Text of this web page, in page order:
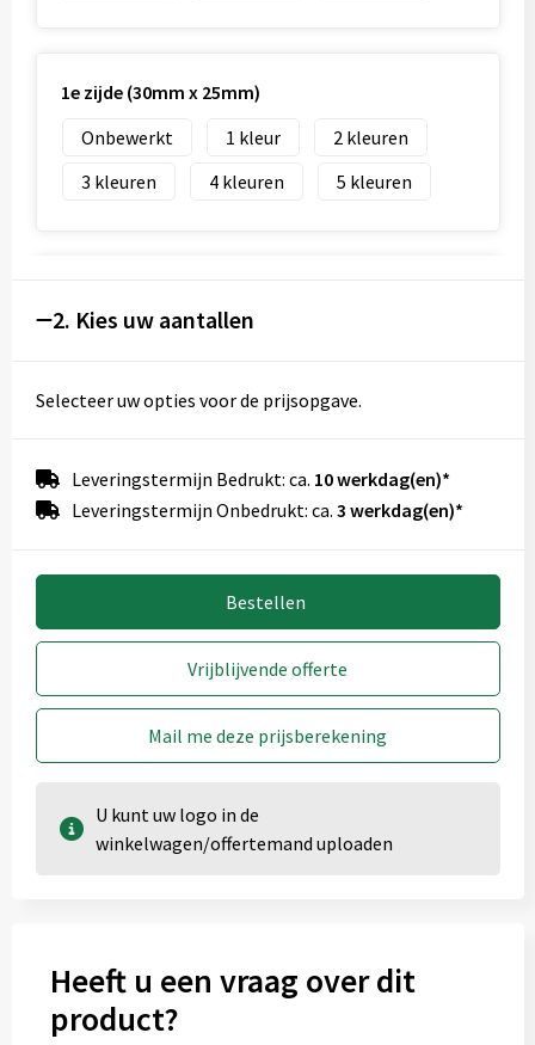
1e zijde (30mm x 25mm)
Onbewerkt
1
2
3
4 5
Onbewerkt
Graveren
2. Kies uw aantallen
Selecteer uw opties voor de prijsopgave.
Leveringstermijn Bedrukt: ca. 10 werkdag(en)*
Leveringstermijn Onbedrukt: ca. 3 werkdag(en)*
Bestellen
Vrijblijvende offerte
Mail me deze prijsberekening
U kunt uw logo in de
winkelwagen/offertemand uploaden
Heeft u een vraag over dit
product?